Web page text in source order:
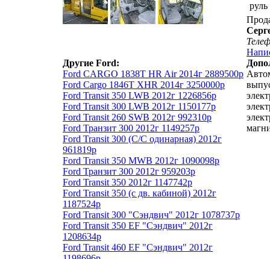
Другие Ford:
Ford CARGO 1838T HR Air 2014г 2889500р
Ford Cargo 1846T XHR 2014г 3250000р
Ford Transit 350 LWB 2012г 1226856р
Ford Transit 300 LWB 2012г 1150177р
Ford Transit 260 SWB 2012г 992310р
Ford Транзит 300 2012г 1149257р
Ford Transit 300 (С/С одинарная) 2012г
961819р
Ford Transit 350 MWB 2012г 1090098р
Ford Транзит 300 2012г 959203р
Ford Transit 350 2012г 1147742р
Ford Transit 350 (с дв. кабиной) 2012г
1187524р
Ford Transit 300 "Сэндвич" 2012г 1078737р
Ford Transit 350 EF "Сэндвич" 2012г
1208634р
Ford Transit 460 EF "Сэндвич" 2012г
руль